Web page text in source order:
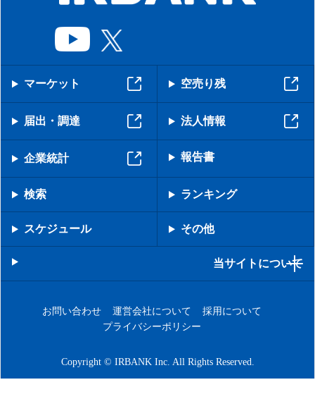
マーケット 空売り残
届出・調達 法人情報
企業統計 報告書
検索 ランキング
スケジュール その他
当サイトについて
お問い合わせ 運営会社について
採用について
プライバシーポリシー
Copyright © IRBANK Inc. All Rights Reserved.